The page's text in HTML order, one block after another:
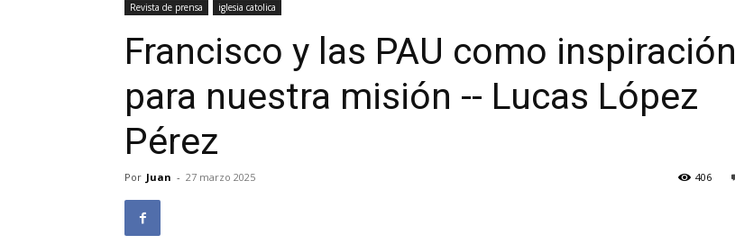
Revista de prensa iglesia catolica
Francisco y las PAU como inspiración
para nuestra misión -- Lucas López
Pérez
Por Juan - 27 marzo 2025 406